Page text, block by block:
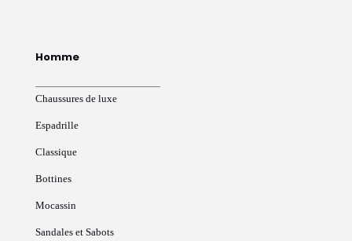
Homme
Chaussures de luxe
Espadrille
Classique
Bottines
Mocassin
Sandales et Sabots